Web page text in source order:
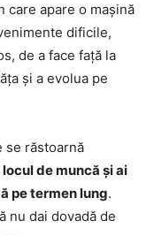
care apare o mașină
dificile,
de a face față la
și a evolua pe
se răstoarnă
de muncă și ai
pe termen lung.
nu dai dovadă de